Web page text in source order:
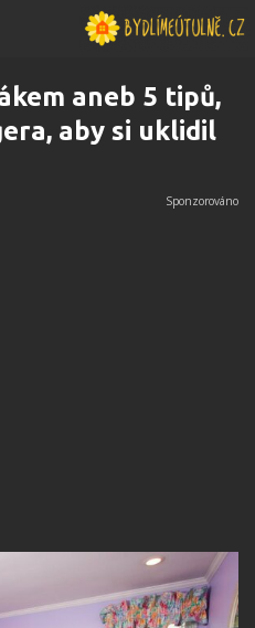
aneb 5 tipů,
aby si uklidil